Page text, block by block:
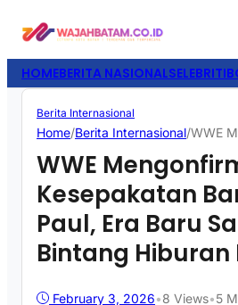
HOMEBERITA NASIONALSELEBRITI
Berita Internasional
Home/Berita Internasional/WWE
WWE
Kesepakatan
Paul, Era Baru
Bintang Hiburan
February 3, 2026•8 Views•5